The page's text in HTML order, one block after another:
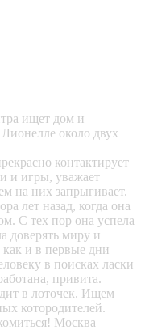
ищет дом и
около двух
контактирует
и игры, уважает
на них запрыгивает.
лет назад, когда она
С тех пор она успела
доверять миру и
и в первые дни
в поисках ласки
привита.
в лоточек. Ищем
котородителей.
Москва